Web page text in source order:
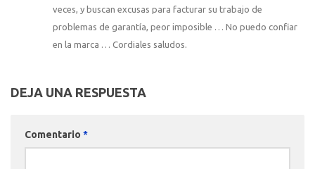
veces, y buscan excusas para facturar su trabajo de
problemas de garantía, peor imposible … No puedo confiar
en la marca … Cordiales saludos.
DEJA UNA RESPUESTA
Comentario *